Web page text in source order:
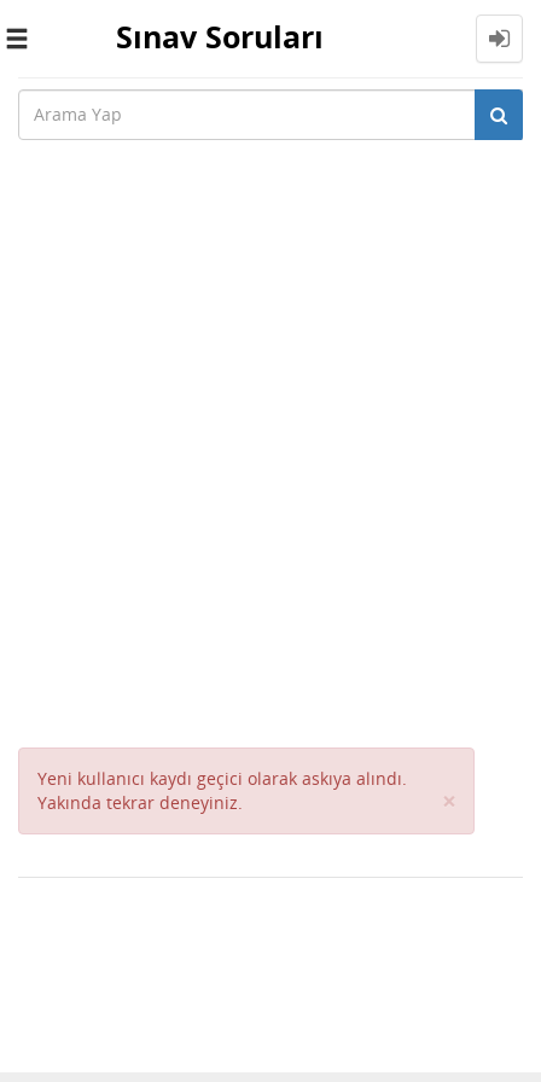
Toggle
Sınav Soruları
Yeni kullanıcı kaydı geçici olarak askıya alındı.
Yakında tekrar deneyiniz.
×